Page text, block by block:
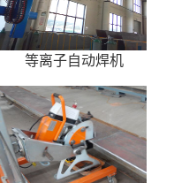
等离子自动焊机